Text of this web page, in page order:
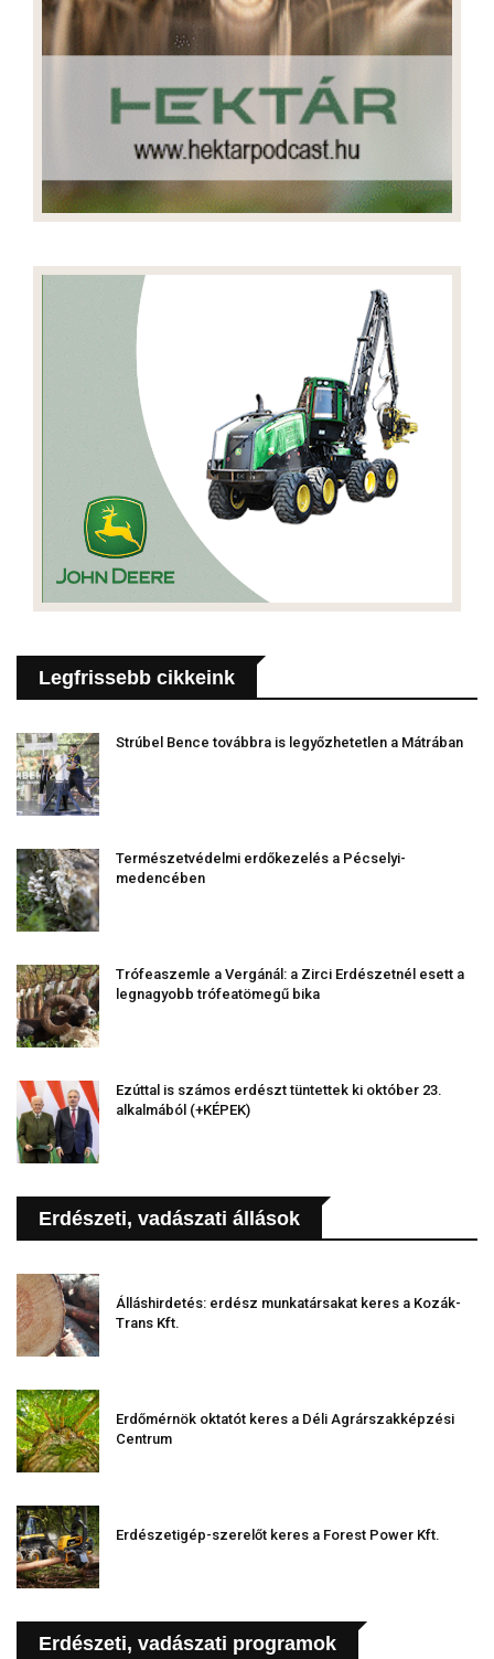
Legfrissebb cikkeink
Strúbel Bence továbbra is legyőzhetetlen a Mátrában
Természetvédelmi erdőkezelés a Pécselyi-
medencében
Trófeaszemle a Vergánál: a Zirci Erdészetnél esett a
legnagyobb trófeatömegű bika
Ezúttal is számos erdészt tüntettek ki október 23.
alkalmából (+KÉPEK)
Erdészeti, vadászati állások
Álláshirdetés: erdész munkatársakat keres a Kozák-
Trans Kft.
Erdőmérnök oktatót keres a Déli Agrárszakképzési
Centrum
Erdészetigép-szerelőt keres a Forest Power Kft.
Erdészeti, vadászati programok